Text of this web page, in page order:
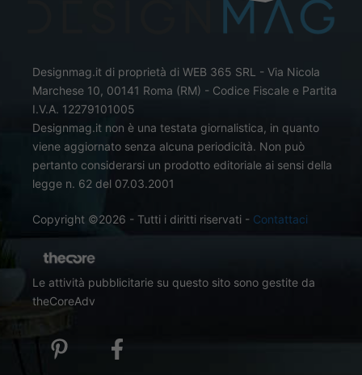
Designmag.it di proprietà di WEB 365 SRL - Via Nicola
Marchese 10, 00141 Roma (RM) - Codice Fiscale e Partita
I.V.A. 12279101005
Designmag.it non è una testata giornalistica, in quanto
viene aggiornato senza alcuna periodicità. Non può
pertanto considerarsi un prodotto editoriale ai sensi della
legge n. 62 del 07.03.2001
Copyright ©2026 - Tutti i diritti riservati - Contattaci
Le attività pubblicitarie su questo sito sono gestite da
theCoreAdv